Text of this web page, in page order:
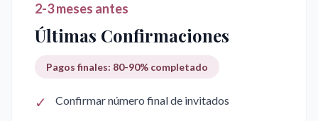
2-3 meses antes
Últimas Confirmaciones
Pagos finales: 80-90% completado
✓ Confirmar número final de invitados